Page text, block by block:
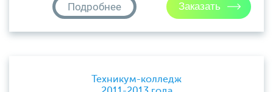
Подробнее
Техникум-колледж